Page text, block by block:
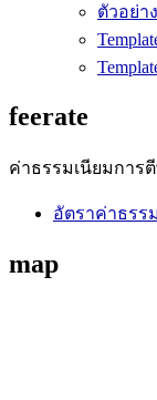
ตัวอย่า
feerate
ค่าธรรมเนียมการ
อัตราค่าธรร
map